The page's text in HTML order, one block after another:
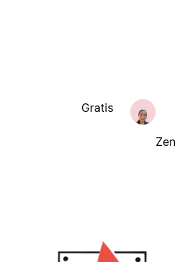
Gratis
Zen